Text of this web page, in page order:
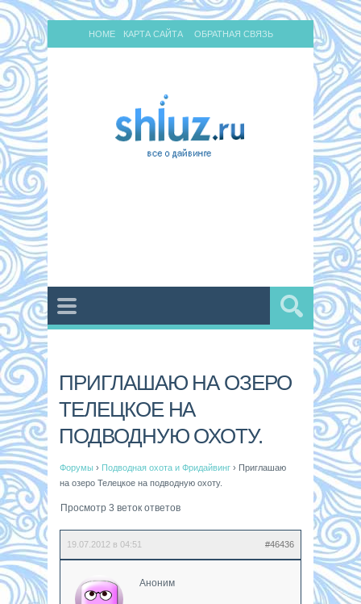
HOME КАРТА САЙТА ОБРАТНАЯ СВЯЗЬ
ПРИГЛАШАЮ НА ОЗЕРО
ТЕЛЕЦКОЕ НА
ПОДВОДНУЮ ОХОТУ.
Форумы › Подводная охота и Фридайвинг › Приглашаю
на озеро Телецкое на подводную охоту.
Просмотр 3 веток ответов
19.07.2012 в 04:51 #46436
Аноним